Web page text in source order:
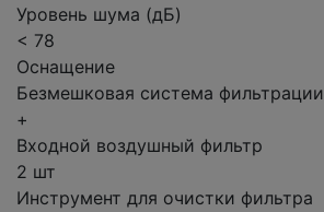
Уровень шума (дБ)
< 78
Оснащение
Безмешковая система фильтрации
+
Входной воздушный фильтр
2 шт
Инструмент для очистки фильтра